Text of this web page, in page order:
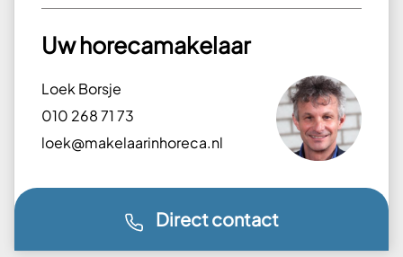
Uw horecamakelaar
Loek Borsje
010 268 71 73
loek@makelaarinhoreca.nl
Direct contact